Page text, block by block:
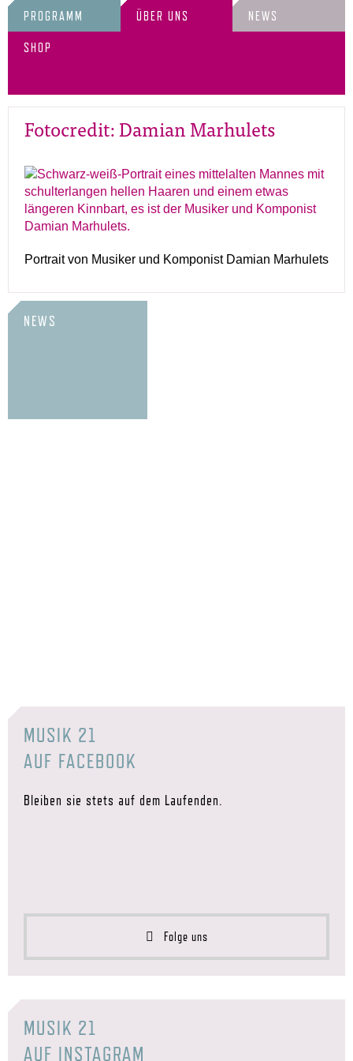
PROGRAMM ÜBER UNS NEWS
SHOP
Fotocredit: Damian Marhulets
Portrait von Musiker und Komponist Damian Marhulets
NEWS
MUSIK 21
AUF FACEBOOK
Bleiben sie stets auf dem Laufenden.
Folge uns
MUSIK 21
AUF INSTAGRAM